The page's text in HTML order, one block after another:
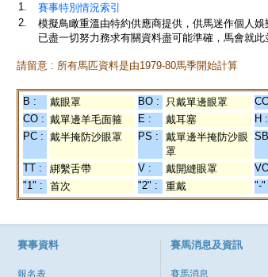
1.
賽事特別情況索引
2.
模擬鳥瞰重溫由特約供應商提供，供馬迷作個人
已盡一切努力務求有關資料盡可能準確，馬會就
請留意 : 所有馬匹資料是由1979-80馬季開始計算
B : 戴眼罩 BO : 只戴單邊眼罩
CO : 戴單邊羊毛面箍 E : 戴耳塞 H :
PC : 戴半掩防沙眼罩 PS :
戴單邊半掩防沙眼
罩
TT : 綁繫舌帶 V : 戴開縫眼罩
"1" :
首次 "2" : 重戴 "-"
賽事資料
報名表
賽馬消息及資訊
賽馬消息